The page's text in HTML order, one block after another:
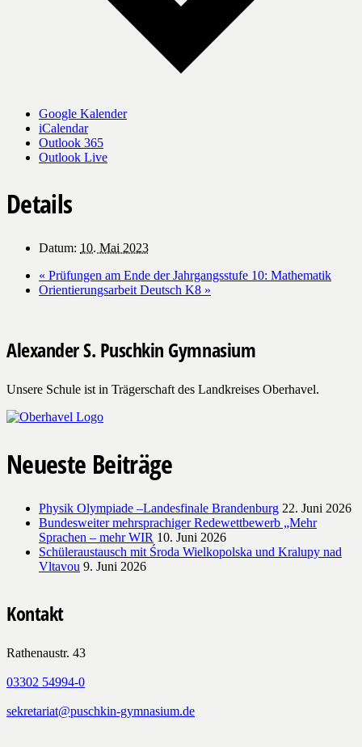
Google Kalender
iCalendar
Outlook 365
Outlook Live
Details
Datum: 10. Mai 2023
« Prüfungen am Ende der Jahrgangsstufe 10: Mathematik
Orientierungsarbeit Deutsch K8 »
Alexander S. Puschkin Gymnasium
Unsere Schule ist in Trägerschaft des Landkreises Oberhavel.
Neueste Beiträge
Physik Olympiade –Landesfinale Brandenburg 22. Juni 2026
Bundesweiter mehrsprachiger Redewettbewerb „Mehr
Sprachen – mehr WIR 10. Juni 2026
Schüleraustausch mit Środa Wielkopolska und Kralupy nad
Vltavou 9. Juni 2026
Kontakt
Rathenaustr. 43
03302 54994-0
sekretariat@puschkin-gymnasium.de